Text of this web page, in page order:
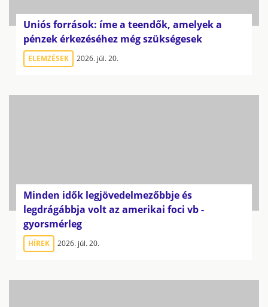
Uniós források: íme a teendők, amelyek a
pénzek érkezéséhez még szükségesek
ELEMZÉSEK 2026. júl. 20.
Minden idők legjövedelmezőbbje és
legdrágábbja volt az amerikai foci vb -
gyorsmérleg
HÍREK 2026. júl. 20.